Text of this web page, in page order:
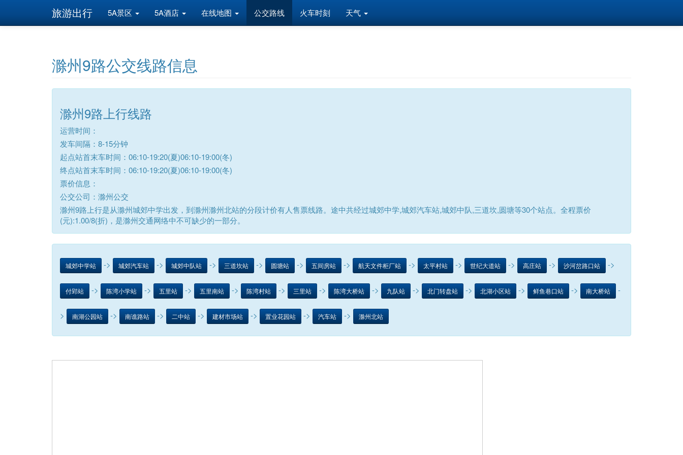
旅游出行 5A景区 5A酒店 在线地图 公交路线 火车时刻 天气
滁州9路公交线路信息
滁州9路上行线路
运营时间：
发车间隔：8-15分钟
起点站首末车时间：06:10-19:20(夏)06:10-19:00(冬)
终点站首末车时间：06:10-19:20(夏)06:10-19:00(冬)
票价信息：
公交公司：滁州公交
滁州9路上行是从滁州城郊中学出发，到滁州滁州北站的分段计价有人售票线路。途中共经过城郊中学,城郊汽车站,城郊中队,三道坎,圆塘等30个站点。全程票价
(元):1.00/8(折)，是滁州交通网络中不可缺少的一部分。
城郊中学站 -> 城郊汽车站 -> 城郊中队站 -> 三道坎站 -> 圆塘站 -> 五间房站 -> 航天文件柜厂站 -> 太平村站 -> 世纪大道站 -> 高庄站 -> 沙河岔路口站 ->
付郢站 -> 陈湾小学站 -> 五里站 -> 五里南站 -> 陈湾村站 -> 三里站 -> 陈湾大桥站 -> 九队站 -> 北门转盘站 -> 北湖小区站 -> 鲜鱼巷口站 -> 南大桥站 -
> 南湖公园站 -> 南谯路站 -> 二中站 -> 建材市场站 -> 置业花园站 -> 汽车站 -> 滁州北站